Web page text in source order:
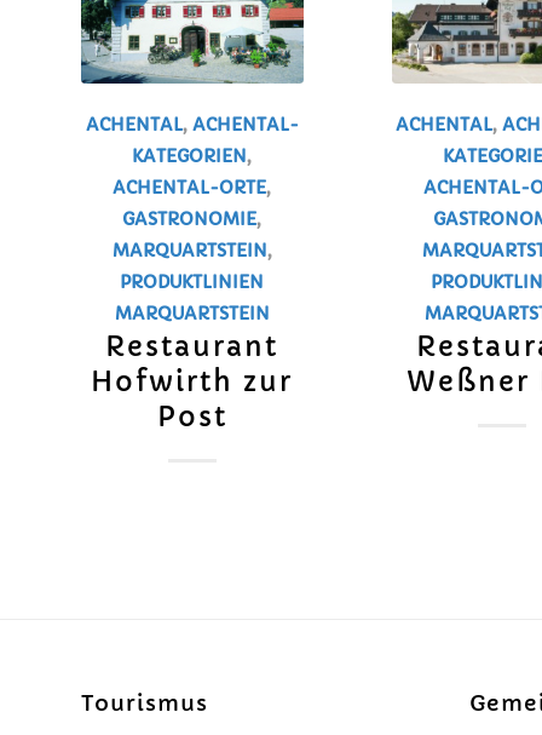
ACHENTAL, ACHENTAL-
KATEGORIEN,
ACHENTAL-ORTE,
GASTRONOMIE,
MARQUARTSTEIN,
PRODUKTLINIEN
MARQUARTSTEIN
Restaurant
Hofwirth zur
Post
ACHENTAL,
ACHENTAL-
Weßner
Tourismus